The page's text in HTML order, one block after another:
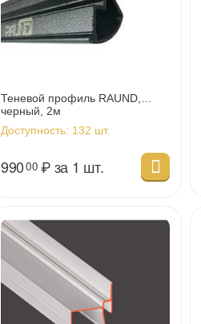
Теневой профиль RAUND,
черный, 2м
Доступность: 132 шт.
99000 ₽за 1 шт.